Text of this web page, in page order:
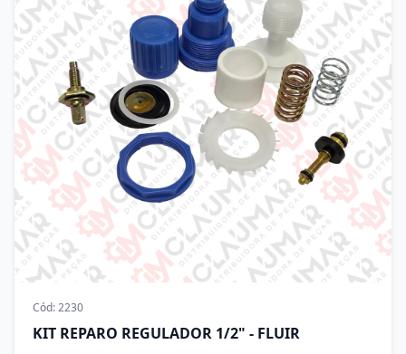
Cód:2230
KIT REPARO REGULADOR 1/2" - FLUIR